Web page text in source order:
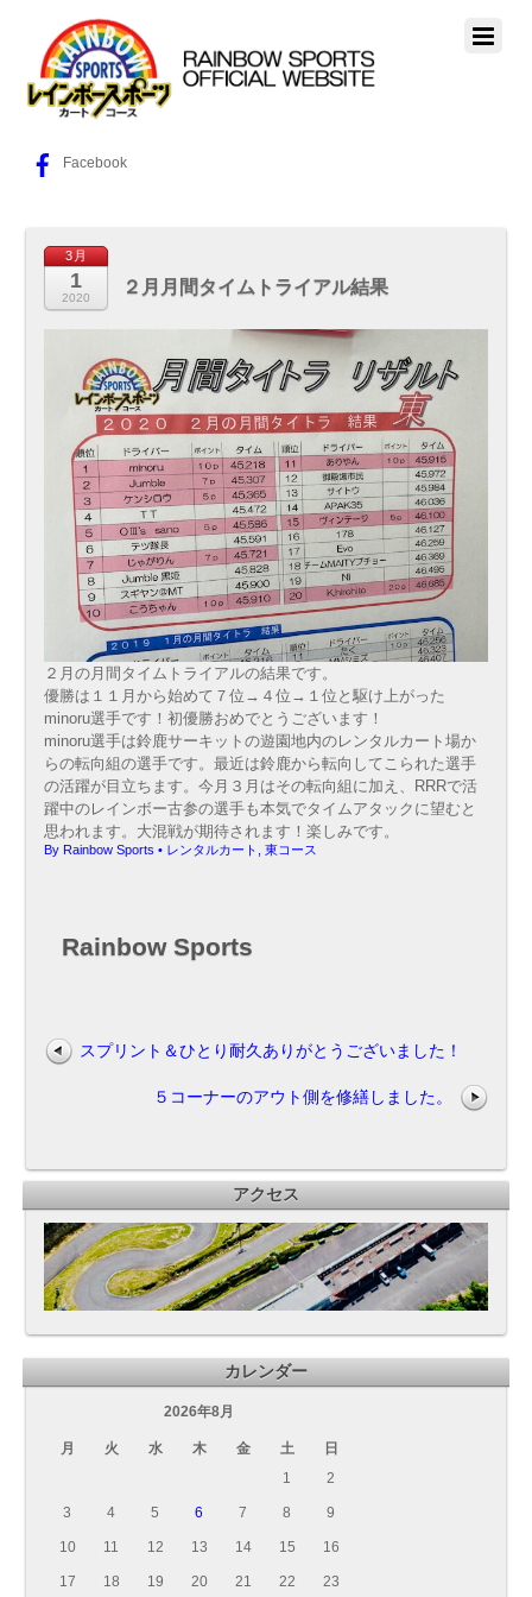
Facebook
3月
1
2020
２月月間タイムトライアル結果
２月の月間タイムトライアルの結果です。
優勝は１１月から始めて７位→４位→１位と駆け上がった
minoru選手です！初優勝おめでとうございます！
minoru選手は鈴鹿サーキットの遊園地内のレンタルカート場か
らの転向組の選手です。最近は鈴鹿から転向してこられた選手
の活躍が目立ちます。今月３月はその転向組に加え、RRRで活
躍中のレインボー古参の選手も本気でタイムアタックに望むと
思われます。大混戦が期待されます！楽しみです。
By Rainbow Sports • レンタルカート ,東コース
Rainbow Sports
スプリント＆ひとり耐久ありがとうございました！
５コーナーのアウト側を修繕しました。
アクセス
カレンダー
2026年8月
月 火 水 木 金 土
日
1
2
3 4 5 6 7 8 9
10 11 12 13 14 15 16
17 18 19 20 21 22 23